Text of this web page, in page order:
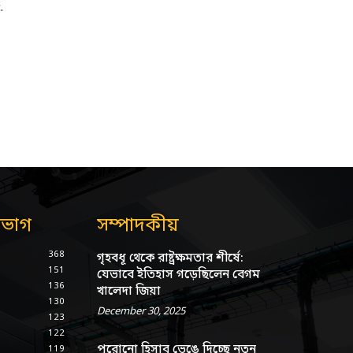
368
151
136
130
123
122
119
সম্পাদকীয়
গৃহবধূ থেকে রাষ্ট্রক্ষমতার শীর্ষে:
যেভাবে ইতিহাস গড়েছিলেন বেগম
খালেদা জিয়া
December 30, 2025